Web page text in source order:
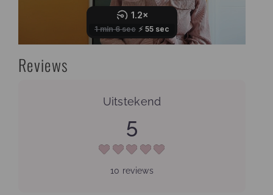
Reviews
10 Beoordelingen
Uitstekend
5
10 reviews